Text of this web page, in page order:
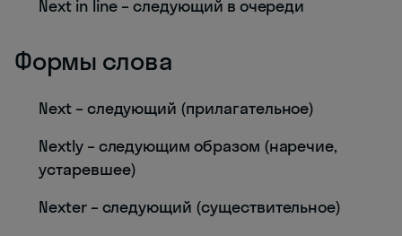
Next in line – следующий в очереди
Формы слова
Next – следующий (прилагательное)
Nextly – следующим образом (наречие,
устаревшее)
Nexter – следующий (существительное)